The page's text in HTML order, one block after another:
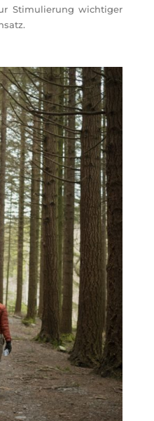
Stimulierung wichtiger